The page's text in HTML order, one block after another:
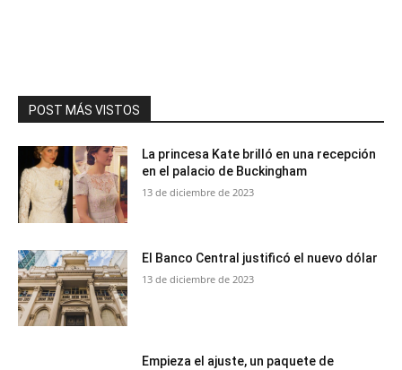
POST MÁS VISTOS
La princesa Kate brilló en una recepción
en el palacio de Buckingham
13 de diciembre de 2023
El Banco Central justificó el nuevo dólar
13 de diciembre de 2023
Empieza el ajuste, un paquete de